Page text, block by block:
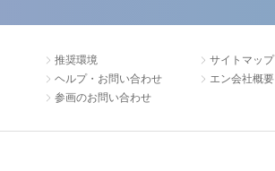
推奨環境
ヘルプ・お問い合わせ
参画のお問い合わせ
サイトマップ
エン会社概要